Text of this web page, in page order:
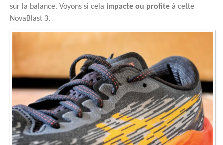
sur la balance. Voyons si cela impacte ou profite à cette
NovaBlast 3.